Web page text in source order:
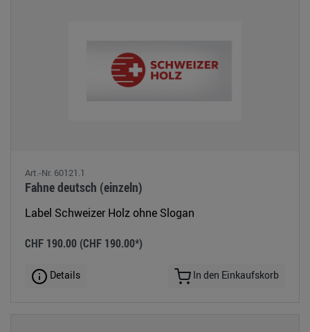
Art.-Nr. 60121.1
Fahne deutsch (einzeln)
Label Schweizer Holz ohne Slogan
CHF 190.00 (CHF 190.00*)
Details In den Einkaufskorb